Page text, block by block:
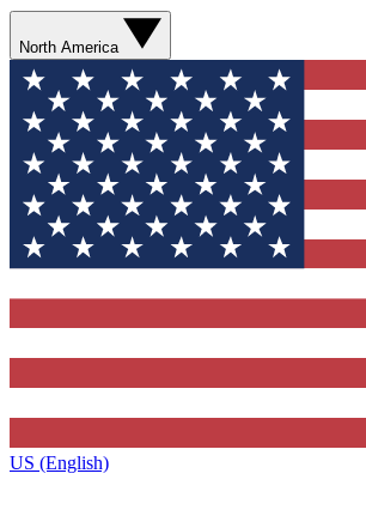
North America
US (English)